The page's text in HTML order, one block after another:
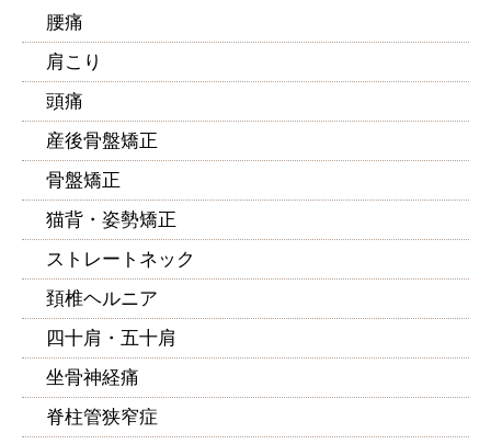
腰痛
肩こり
頭痛
産後骨盤矯正
骨盤矯正
猫背・姿勢矯正
ストレートネック
頚椎ヘルニア
四十肩・五十肩
坐骨神経痛
脊柱管狭窄症